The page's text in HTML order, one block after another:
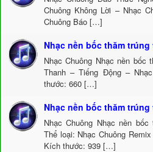
Chuông Không Lời – Nhạc
Chuông Báo […]
Nhạc nền bốc thăm
Nhạc Chuông Nhạc nền bốc
Thanh – Tiếng Động –
thước: 660 […]
Nhạc nền bốc thăm
Nhạc Chuông Nhạc nền
Thể loại: Nhạc Chuông
Kích thước: 939 […]